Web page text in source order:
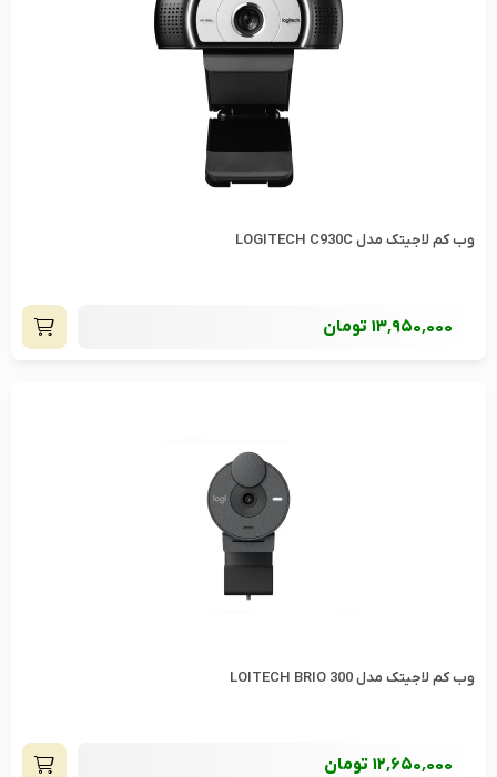
وب کم لاجیتک مدل LOGITECH C930C
13٬950٬000 تومان
وب کم لاجیتک مدل LOITECH BRIO 300
12٬650٬000 تومان